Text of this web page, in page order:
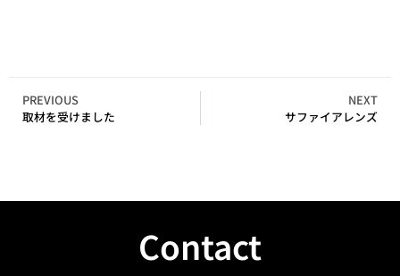
PREVIOUS
取材を受けました
NEXT
サファイアレンズ
Contact